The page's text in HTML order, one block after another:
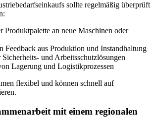
sollte regelmäßig überprüft
Produktpalette an neue Maschinen oder
Feedback aus Produktion und Instandhaltung
und Arbeitsschutzlösungen
Lagerung und Logistikprozessen
flexibel und können schnell auf
mit einem regionalen